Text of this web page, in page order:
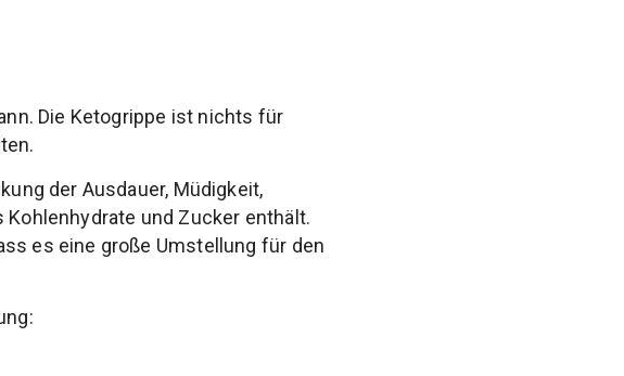
Die Ketogrippe ist nichts für
der Ausdauer, Müdigkeit,
und Zucker enthält.
es eine große Umstellung für den